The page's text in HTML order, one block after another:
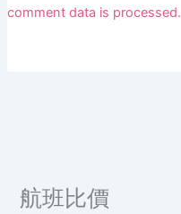
comment data is processed.
航班比價